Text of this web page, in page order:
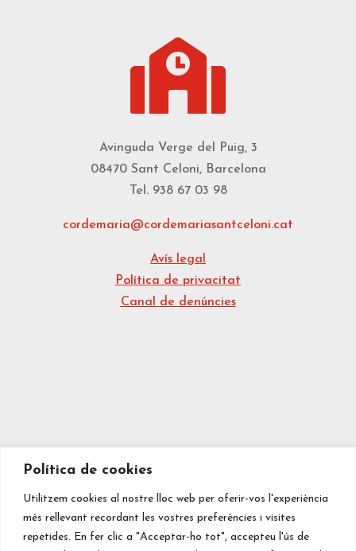
Política de cookies
Utilitzem cookies al nostre lloc web per oferir-vos l'experiència
més rellevant recordant les vostres preferències i visites
repetides. En fer clic a "Acceptar-ho tot", accepteu l'ús de

Avinguda Verge del Puig, 3
08470 Sant Celoni, Barcelona
Tel. 938 67 03 98
cordemaria@cordemariasantceloni.cat
Avís legal
Política de privacitat
Canal de denúncies